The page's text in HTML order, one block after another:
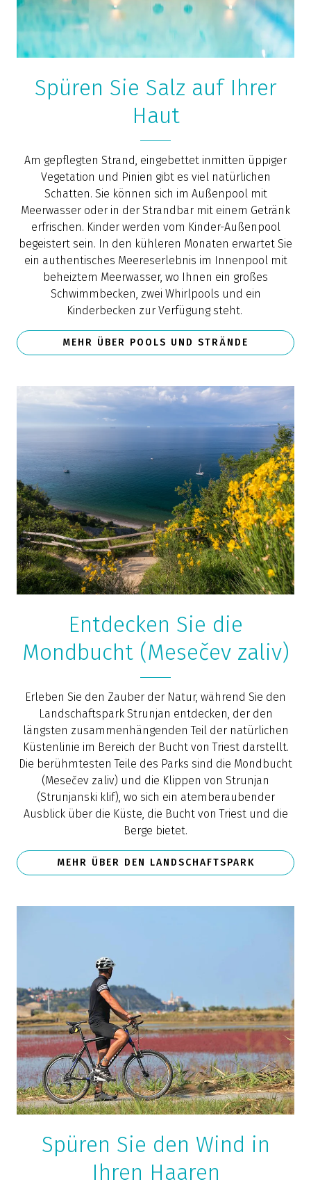
Spüren Sie Salz auf Ihrer
Haut
Am gepflegten Strand, eingebettet inmitten üppiger
Vegetation und Pinien gibt es viel natürlichen
Schatten. Sie können sich im Außenpool mit
Meerwasser oder in der Strandbar mit einem Getränk
erfrischen. Kinder werden vom Kinder-Außenpool
begeistert sein. In den kühleren Monaten erwartet Sie
ein authentisches Meereserlebnis im Innenpool mit
beheiztem Meerwasser, wo Ihnen ein großes
Schwimmbecken, zwei Whirlpools und ein
Kinderbecken zur Verfügung steht.
MEHR ÜBER POOLS UND STRÄNDE
Entdecken Sie die
Mondbucht (Mesečev zaliv)
Erleben Sie den Zauber der Natur, während Sie den
Landschaftspark Strunjan entdecken, der den
längsten zusammenhängenden Teil der natürlichen
Küstenlinie im Bereich der Bucht von Triest darstellt.
Die berühmtesten Teile des Parks sind die Mondbucht
(Mesečev zaliv) und die Klippen von Strunjan
(Strunjanski klif), wo sich ein atemberaubender
Ausblick über die Küste, die Bucht von Triest und die
Berge bietet.
MEHR ÜBER DEN LANDSCHAFTSPARK
Spüren Sie den Wind in
Ihren Haaren